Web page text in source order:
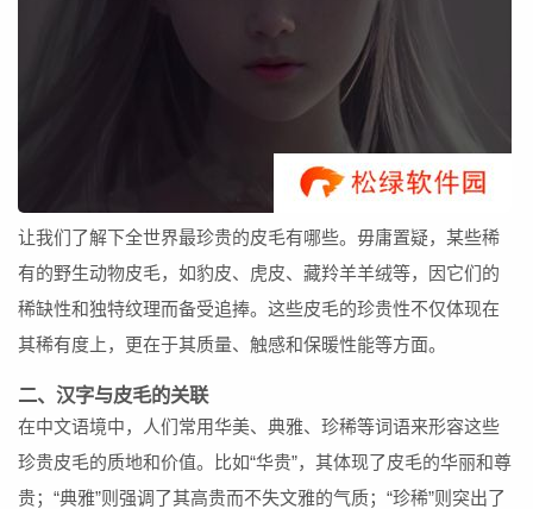
让我们了解下全世界最珍贵的皮毛有哪些。毋庸置疑，某些稀
有的野生动物皮毛，如豹皮、虎皮、藏羚羊羊绒等，因它们的
稀缺性和独特纹理而备受追捧。这些皮毛的珍贵性不仅体现在
其稀有度上，更在于其质量、触感和保暖性能等方面。
二、汉字与皮毛的关联
在中文语境中，人们常用华美、典雅、珍稀等词语来形容这些
珍贵皮毛的质地和价值。比如“华贵”，其体现了皮毛的华丽和尊
贵；“典雅”则强调了其高贵而不失文雅的气质；“珍稀”则突出了